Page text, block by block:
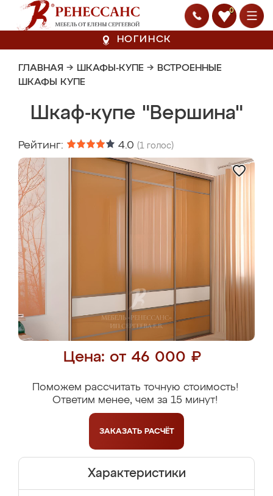
0
НОГИНСК
ГЛАВНАЯ → ШКАФЫ-КУПЕ → ВСТРОЕННЫЕ
ШКАФЫ КУПЕ
Шкаф-купе "Вершина"
Рейтинг: 4.0 (1 голос)
Цена: от 46 000 ₽
Поможем рассчитать точную стоимость!
Ответим менее, чем за 15 минут!
ЗАКАЗАТЬ РАСЧЁТ
Характеристики